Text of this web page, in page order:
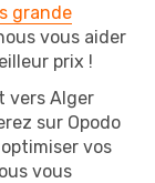
grande
vous aider
prix !
vers Alger
sur Opodo
vos
vous